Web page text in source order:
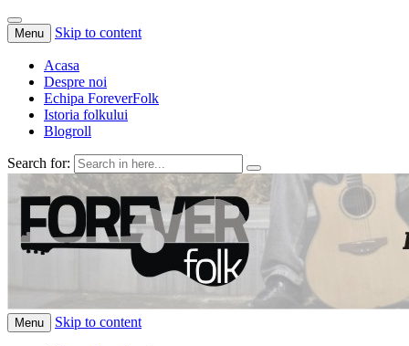
Menu Skip to content
Acasa
Despre noi
Echipa ForeverFolk
Istoria folkului
Blogroll
Search for:
ForeverFolk
Muzica sufletului tau
Menu Skip to content